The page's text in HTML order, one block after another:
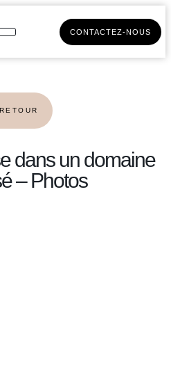
CONTACTEZ-NOUS
RETOUR
dans un domaine
– Photos